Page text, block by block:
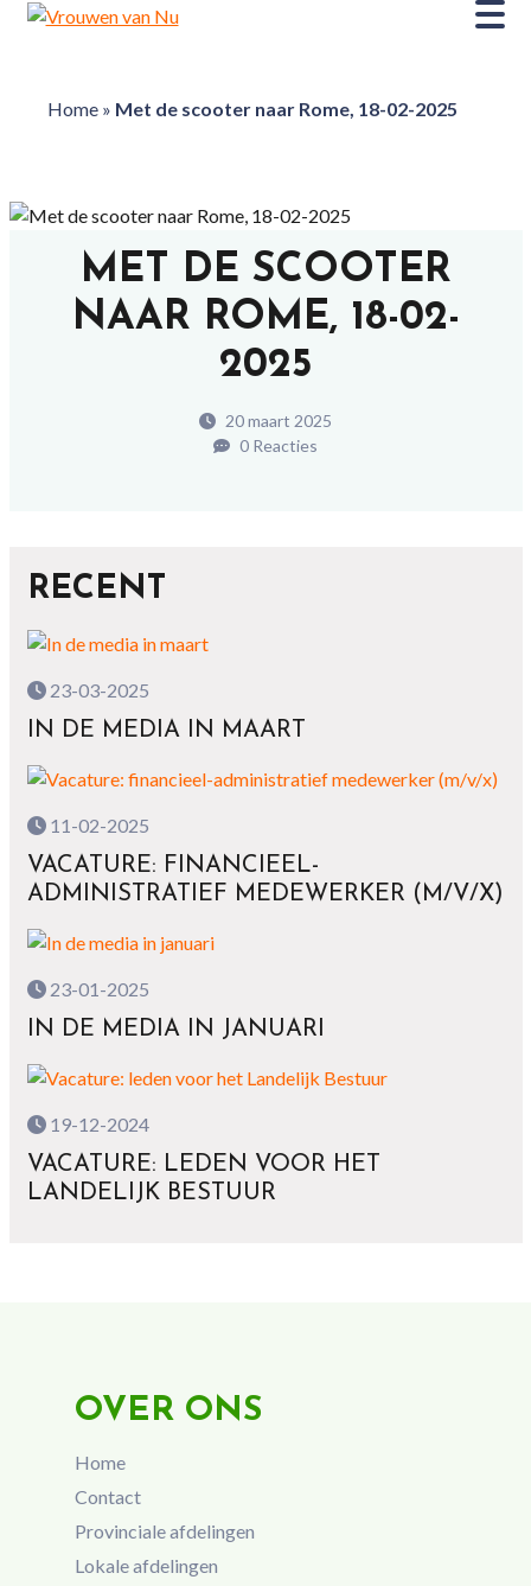
Home» Met de scooter naar Rome, 18-02-2025
MET DE SCOOTER
NAAR ROME, 18-02-
2025
20 maart 2025
0 Reacties
RECENT
23-03-2025
IN DE MEDIA IN MAART
11-02-2025
VACATURE: FINANCIEEL-
ADMINISTRATIEF MEDEWERKER (M/V/X)
23-01-2025
IN DE MEDIA IN JANUARI
19-12-2024
VACATURE: LEDEN VOOR HET
LANDELIJK BESTUUR
OVER ONS
Home
Contact
Provinciale afdelingen
Lokale afdelingen